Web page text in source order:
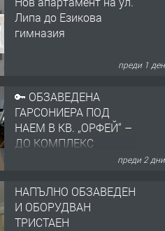
Липа до Езикова
гимназия
преди 1 ден
🔑 ОБЗАВЕДЕНА
ГАРСОНИЕРА ПОД
НАЕМ В КВ. „ОРФЕЙ“ –
ДО КОМПЛЕКС
преди 2 дни
НАПЪЛНО ОБЗАВЕДЕН
И ОБОРУДВАН
ТРИСТАЕН